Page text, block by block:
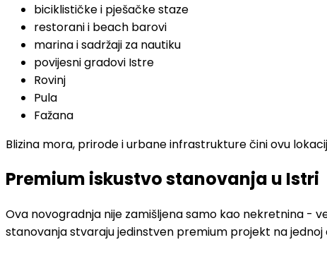
biciklističke i pješačke staze
restorani i beach barovi
marina i sadržaji za nautiku
povijesni gradovi Istre
Rovinj
Pula
Fažana
Blizina mora, prirode i urbane infrastrukture čini ovu
Premium iskustvo stanovanja u Istri
Ova novogradnja nije zamišljena samo kao nekretnina -
stanovanja stvaraju jedinstven premium projekt na